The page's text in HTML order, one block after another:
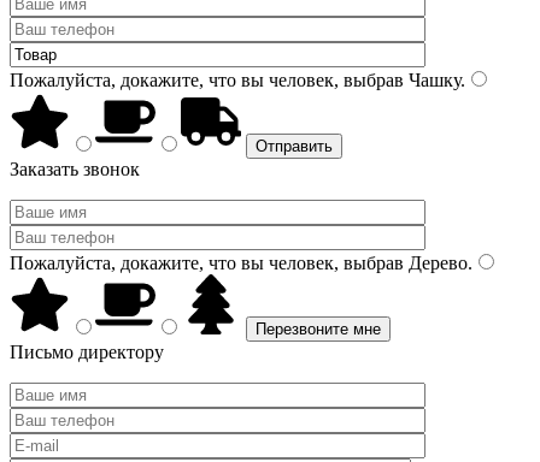
Пожалуйста, докажите, что вы человек, выбрав Чашку.
Заказать звонок
Пожалуйста, докажите, что вы человек, выбрав Дерево.
Письмо директору